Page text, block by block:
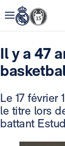
Il y a 47
Le 17 février
le titre lors
battant